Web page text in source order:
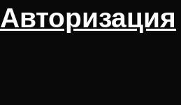
Авторизация